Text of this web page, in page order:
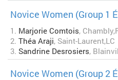
Novice Women (Group 1
1. Marjorie Comtois,
2. Théa Araji, Saint-Laurent,LC
3. Sandrine Desrosiers,
Novice Women (Group 2